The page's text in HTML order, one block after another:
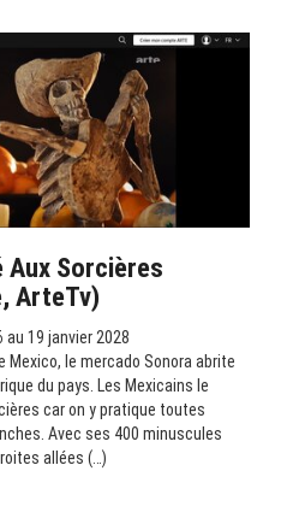
Aux Sorcières
ArteTv)
au 19 janvier 2028
le mercado Sonora abrite
du pays. Les Mexicains le
car on y pratique toutes
Avec ses 400 minuscules
allées (…)